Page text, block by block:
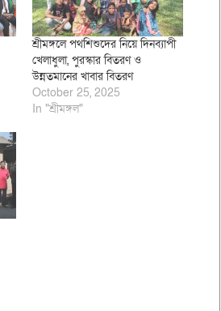
শ্রীমঙ্গলে পথশিশুদের নিয়ে দিনব্যাপী
খেলাধুলা, পুরস্কার বিতরণ ও
উন্নতমানের খাবার বিতরণ
October 25, 2025
In "শ্রীমঙ্গল"